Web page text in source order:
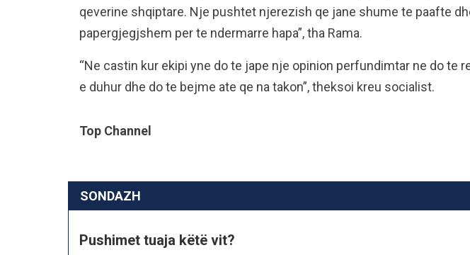
qeverine shqiptare. Nje pushtet njerezish qe jane shume te paafte
papergjegjshem per te ndermarre hapa”, tha Rama.
“Ne castin kur ekipi yne do te jape nje opinion perfundimtar ne do te
e duhur dhe do te bejme ate qe na takon”, theksoi kreu socialist.
Top Channel
SONDAZH
Pushimet tuaja këtë vit?